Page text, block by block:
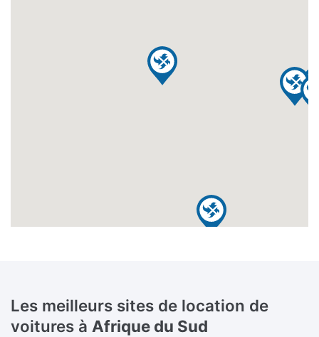
Les meilleurs sites de location de
voitures à Afrique du Sud